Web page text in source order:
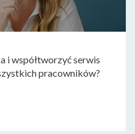
i współtworzyć serwis
pracowników?